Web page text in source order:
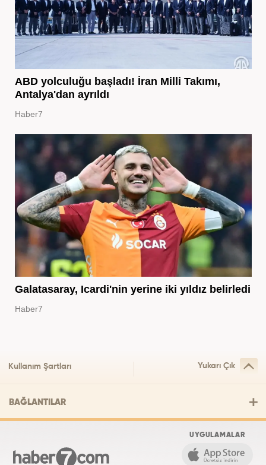
ABD yolculuğu başladı! İran Milli Takımı,
Antalya'dan ayrıldı
Haber7
Galatasaray, Icardi'nin yerine iki yıldız belirledi
Haber7
Kullanım Şartları Yukarı Çık
BAĞLANTILAR
UYGULAMALAR